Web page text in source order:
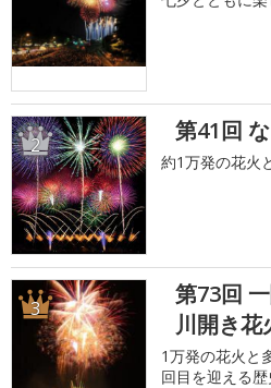
2 第41回
約1万発の花火
3
第73回
川開き花
1万発の花火と
回目を迎える